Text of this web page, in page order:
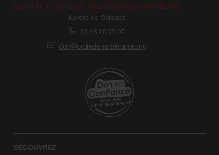
CONTACT SERVICE RELATIONS DONATEURS
Aurore de Solages
01 45 20 93 07
don@ordredemaltefrance.org
DÉCOUVREZ